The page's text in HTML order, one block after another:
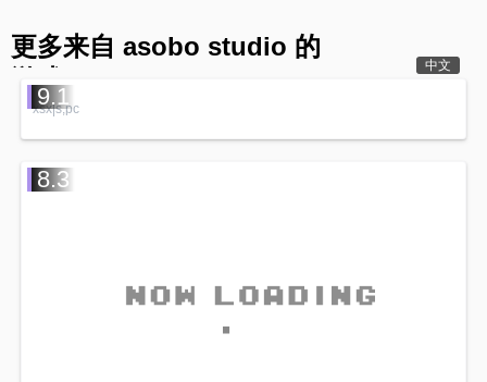
更多来自 asobo studio 的
游戏
9.1
中文
xsx|s,pc
8.3